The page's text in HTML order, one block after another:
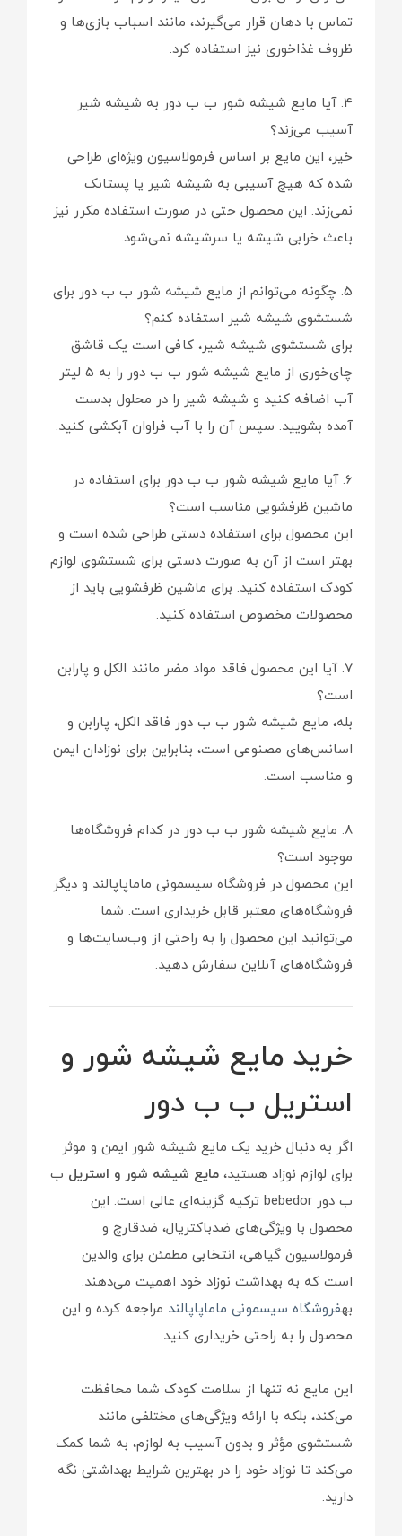
تماس با دهان قرار می‌گیرند، مانند اسباب بازی‌ها و
ظروف غذاخوری نیز استفاده کرد.
4. آیا مایع شیشه شور ب ب دور به شیشه شیر
آسیب می‌زند؟
خیر، این مایع بر اساس فرمولاسیون ویژه‌ای طراحی
شده که هیچ آسیبی به شیشه شیر یا پستانک
نمی‌زند. این محصول حتی در صورت استفاده مکرر نیز
باعث خرابی شیشه یا سرشیشه نمی‌شود.
5. چگونه می‌توانم از مایع شیشه شور ب ب دور برای
شستشوی شیشه شیر استفاده کنم؟
برای شستشوی شیشه شیر، کافی است یک قاشق
چای‌خوری از مایع شیشه شور ب ب دور را به 5 لیتر
آب اضافه کنید و شیشه شیر را در محلول بدست
آمده بشویید. سپس آن را با آب فراوان آبکشی کنید.
6. آیا مایع شیشه شور ب ب دور برای استفاده در
ماشین ظرفشویی مناسب است؟
این محصول برای استفاده دستی طراحی شده است و
بهتر است از آن به صورت دستی برای شستشوی لوازم
کودک استفاده کنید. برای ماشین ظرفشویی باید از
محصولات مخصوص استفاده کنید.
7. آیا این محصول فاقد مواد مضر مانند الکل و پارابن
است؟
بله، مایع شیشه شور ب ب دور فاقد الکل، پارابن و
اسانس‌های مصنوعی است، بنابراین برای نوزادان ایمن
و مناسب است.
8. مایع شیشه شور ب ب دور در کدام فروشگاه‌ها
موجود است؟
این محصول در فروشگاه سیسمونی ماماپاپالند و دیگر
فروشگاه‌های معتبر قابل خریداری است. شما
می‌توانید این محصول را به راحتی از وب‌سایت‌ها و
فروشگاه‌های آنلاین سفارش دهید.
خرید مایع شیشه شور و
استریل ب ب دور
اگر به دنبال خرید یک مایع شیشه شور ایمن و موثر
برای لوازم نوزاد هستید، مایع شیشه شور و استریل ب
ب دور bebedor ترکیه گزینه‌ای عالی است. این
محصول با ویژگی‌های ضدباکتریال، ضدقارچ و
فرمولاسیون گیاهی، انتخابی مطمئن برای والدین
است که به بهداشت نوزاد خود اهمیت می‌دهند.
بهفروشگاه سیسمونی ماماپاپالند مراجعه کرده و این
محصول را به راحتی خریداری کنید.
این مایع نه تنها از سلامت کودک شما محافظت
می‌کند، بلکه با ارائه ویژگی‌های مختلفی مانند
شستشوی مؤثر و بدون آسیب به لوازم، به شما کمک
می‌کند تا نوزاد خود را در بهترین شرایط بهداشتی نگه
دارید.